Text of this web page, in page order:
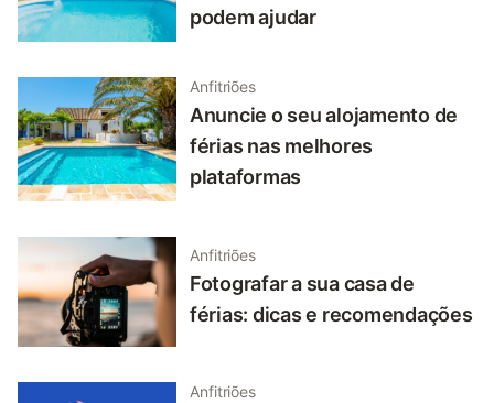
podem ajudar
Anfitriões
Anuncie o seu alojamento de
férias nas melhores
plataformas
Anfitriões
Fotografar a sua casa de
férias: dicas e recomendações
Anfitriões